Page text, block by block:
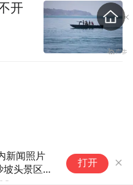
新闻照片
头景区引
打开
开